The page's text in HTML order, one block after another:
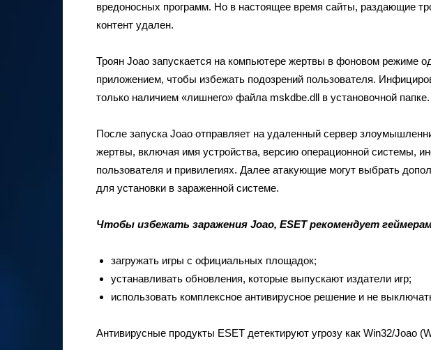
вредоносных программ. Но в настоящее время сайты, раздающие
контент удален.
Троян Joao запускается на компьютере жертвы в фоновом режиме
приложением, чтобы избежать подозрений пользователя.
только наличием «лишнего» файла mskdbe.dll в установочной папке.
После запуска Joao отправляет на удаленный сервер
жертвы, включая имя устройства, версию операционной системы,
пользователя и привилегиях. Далее атакующие могут выбрать
для установки в зараженной системе.
Чтобы избежать заражения Joao, ESET рекомендует
загружать игры с официальных площадок;
устанавливать обновления, которые выпускают издатели игр;
использовать комплексное антивирусное решение и не
Антивирусные продукты ESET детектируют угрозу как Win32/Joao